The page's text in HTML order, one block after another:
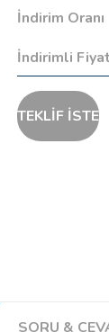
İndirim Oranı
İndirimli Fiyat
TEKLİF İSTE
SORU &